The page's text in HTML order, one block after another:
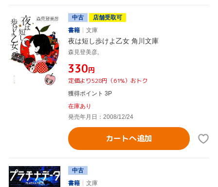
中古
店舗受取可
書籍
文庫
夜は短し歩けよ乙女 角川文庫
森見登美彦,
¥330円
定価より528円（61%）おトク
獲得ポイント 3P
在庫あり
発売年月日：2008/12/24
カートへ追加
中古
書籍
文庫